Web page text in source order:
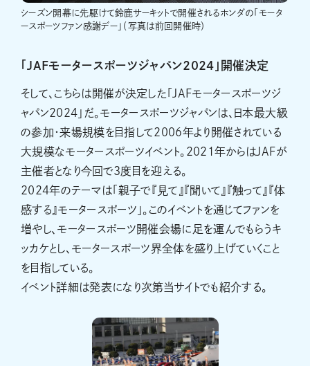
シーズン開幕に先駆けて鈴鹿サーキットで開催されるホンダの「モータ
ースポーツファン感謝デー」（写真は前回開催時）
「JAFモータースポーツジャパン2024」開催決定
そして、こちらは開催が決定した「JAFモータースポーツジ
ャパン2024」だ。モータースポーツジャパンは、日本最大級
の参加・来場規模を目指して2006年より開催されている
大規模なモータースポーツイベント。2021年からはJAFが
主催者となり今回で3度目を迎える。
2024年のテーマは「親子で『見て』『聞いて』『触って』『体
感する』モータースポーツ」。このイベントを通じてファンを
増やし、モータースポーツ開催会場に足を運んでもらうキ
ッカケとし、モータースポーツ界全体を盛り上げていくこと
を目指している。
イベント詳細は発表になり次第当サイトでも紹介する。